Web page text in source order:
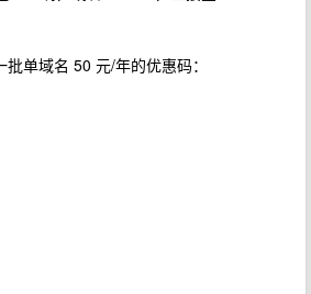
单域名 50 元/年的优惠码：